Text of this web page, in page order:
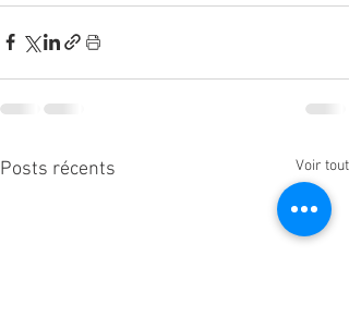
Posts récents Voir tout